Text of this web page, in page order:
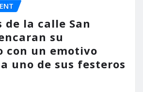
de la calle San
su
con un emotivo
uno de sus festeros